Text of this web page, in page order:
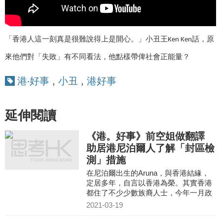
「香港人這一刻真是很難說得上是開心。」小丑王Ken Ken話，原
來他們對「失敗」有不同看法，他點樣帶俾社會正能量？
港‧好事 , 小丑 , 港好事
延伸閱讀
《港。好事》前空姐做翻譯
助居港尼泊爾人了解「封區檢
測」措施
在尼泊爾出生的Aruna，與香港結緣，
定居多年，自言以香港為榮。其實香港
都住了不少少數族裔人士，今年一月政
府在佐敦一帶「封區檢測」，略懂中文
2021-03-19